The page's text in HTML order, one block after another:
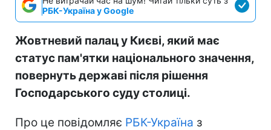
РБК-Україна у Google
Жовтневий палац у Києві, який має
статус пам'ятки національного значення,
повернуть державі після рішення
Господарського суду столиці.
Про це повідомляє РБК-Україна з